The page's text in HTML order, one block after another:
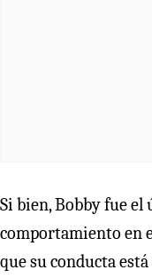
Si bien, Bobby fue
comportamiento en
que su conducta